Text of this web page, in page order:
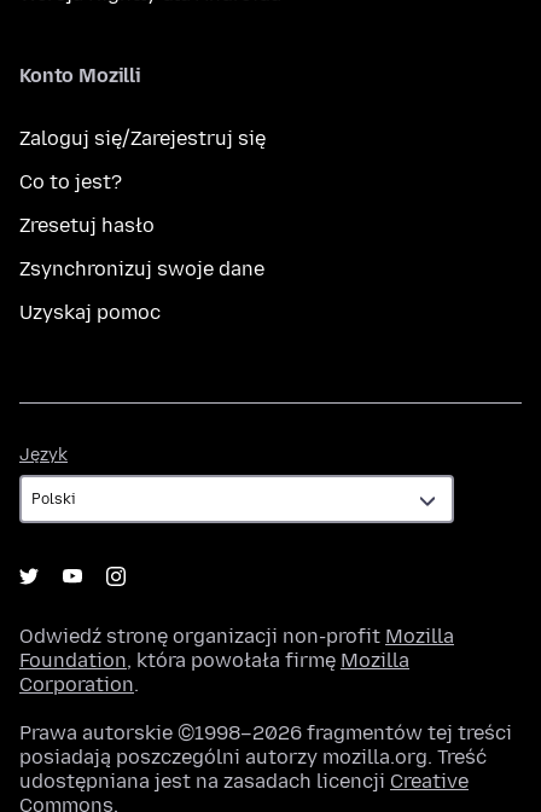
Konto Mozilli
Zaloguj się/Zarejestruj się
Co to jest?
Zresetuj hasło
Zsynchronizuj swoje dane
Uzyskaj pomoc
Język
Odwiedź stronę organizacji non-profit Mozilla
Foundation, która powołała firmę Mozilla
Corporation.
Prawa autorskie ©1998–2026 fragmentów tej treści
posiadają poszczególni autorzy mozilla.org. Treść
udostępniana jest na zasadach licencji Creative
Commons.